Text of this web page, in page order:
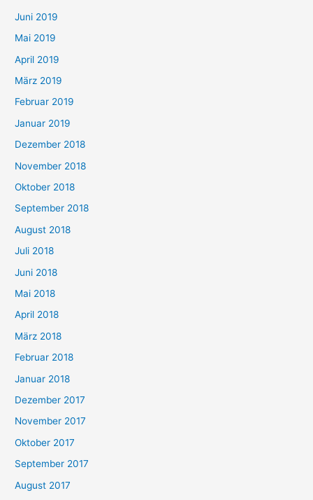
Juni 2019
Mai 2019
April 2019
März 2019
Februar 2019
Januar 2019
Dezember 2018
November 2018
Oktober 2018
September 2018
August 2018
Juli 2018
Juni 2018
Mai 2018
April 2018
März 2018
Februar 2018
Januar 2018
Dezember 2017
November 2017
Oktober 2017
September 2017
August 2017